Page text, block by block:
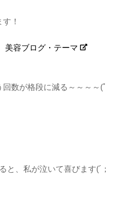
！
美容ブログ・テーマ
数が格段に減る～～～～(ﾟ
と、私が泣いて喜びます(´；